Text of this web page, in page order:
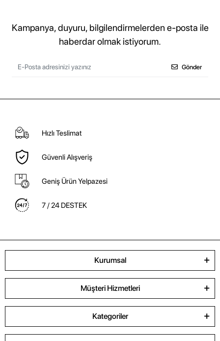
Kampanya, duyuru, bilgilendirmelerden e-posta ile
haberdar olmak istiyorum.
Gönder
Hızlı Teslimat
Güvenli Alışveriş
Geniş Ürün Yelpazesi
7 / 24 DESTEK
Kurumsal
Müşteri Hizmetleri
Kategoriler